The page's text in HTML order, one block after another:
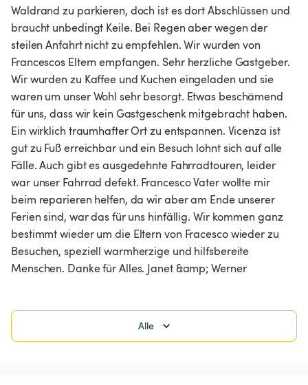
Waldrand zu parkieren, doch ist es dort Abschlüssen und
braucht unbedingt Keile. Bei Regen aber wegen der
steilen Anfahrt nicht zu empfehlen. Wir wurden von
Francescos Eltern empfangen. Sehr herzliche Gastgeber.
Wir wurden zu Kaffee und Kuchen eingeladen und sie
waren um unser Wohl sehr besorgt. Etwas beschämend
für uns, dass wir kein Gastgeschenk mitgebracht haben.
Ein wirklich traumhafter Ort zu entspannen. Vicenza ist
gut zu Fuß erreichbar und ein Besuch lohnt sich auf alle
Fälle. Auch gibt es ausgedehnte Fahrradtouren, leider
war unser Fahrrad defekt. Francesco Vater wollte mir
beim reparieren helfen, da wir aber am Ende unserer
Ferien sind, war das für uns hinfällig. Wir kommen ganz
bestimmt wieder um die Eltern von Fracesco wieder zu
Besuchen, speziell warmherzige und hilfsbereite
Menschen. Danke für Alles. Janet &amp; Werner
Alle